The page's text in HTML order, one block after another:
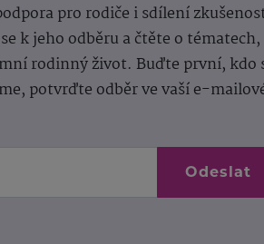
pro rodiče i sdílení
k jeho odběru a čtěte o tématech,
rodinný život. Buďte první, kdo
potvrďte odběr ve vaší e-
Odeslat